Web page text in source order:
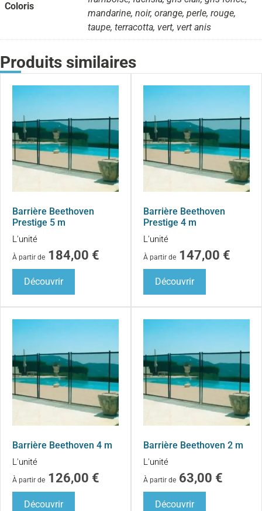
Coloris
mandarine, noir, orange, perle, rouge,
taupe, terracotta, vert, vert anis
Produits similaires
Barrière Beethoven
Prestige 5 m
L'unité
À partir de 184,00 €
Découvrir
Barrière Beethoven
Prestige 4 m
L'unité
À partir de 147,00 €
Découvrir
Barrière Beethoven 4 m
L'unité
À partir de 126,00 €
Découvrir
Barrière Beethoven 2 m
L'unité
À partir de 63,00 €
Découvrir